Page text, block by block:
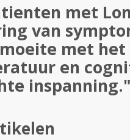
met
van
met
en